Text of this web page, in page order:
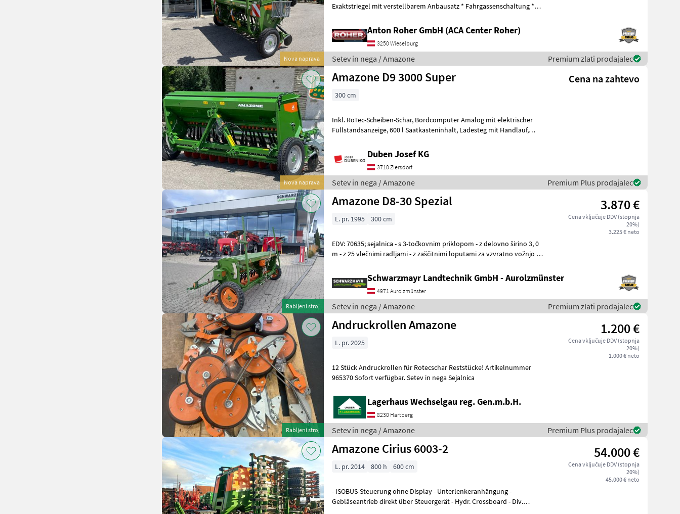
Nova naprava
Exaktstriegel mit verstellbarem Anbausatz * Fahrgassenschaltung *
Anton Roher GmbH (ACA Center Roher)
3250 Wieselburg
Setev in nega / Amazone Premium zlati prodajalec
Nova naprava
Amazone D9 3000 Super Cena na zahtevo
300 cm
Inkl. RoTec-Scheiben-Schar, Bordcomputer Amalog mit elektrischer
Füllstandsanzeige, 600 l Saatkasteninhalt, Ladesteg mit Handlauf,
Duben Josef KG
3710 Ziersdorf
Setev in nega / Amazone Premium Plus prodajalec
Rabljeni stroj
Amazone D8-30 Spezial 3.870 €
Cena vključuje DDV (stopnja
20%)
3.225 € neto
L. pr. 1995 300 cm
EDV: 70635; sejalnica - s 3-točkovnim priklopom - z delovno širino 3, 0
m - z 25 vlečnimi radljami - z zaščitnimi loputami za vzvratno vožnjo - s
Schwarzmayr Landtechnik GmbH - Aurolzmünster
4971 Aurolzmünster
Setev in nega / Amazone Premium zlati prodajalec
Rabljeni stroj
Andruckrollen Amazone 1.200 €
Cena vključuje DDV (stopnja
20%)
1.000 € neto
L. pr. 2025
12 Stück Andruckrollen für Rotecschar Reststücke! Artikelnummer
965370 Sofort verfügbar. Setev in nega Sejalnica
Lagerhaus Wechselgau reg. Gen.m.b.H.
8230 Hartberg
Setev in nega / Amazone Premium Plus prodajalec
Amazone Cirius 6003-2 54.000 €
Cena vključuje DDV (stopnja
20%)
45.000 € neto
L. pr. 2014 800 h 600 cm
- ISOBUS-Steuerung ohne Display - Unterlenkeranhängung -
Gebläseantrieb direkt über Steuergerät - Hydr. Crossboard - Div.